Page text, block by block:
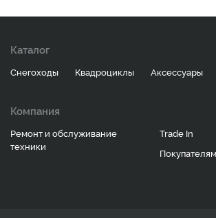
Каталог
Снегоходы Квадроциклы Аксессуары
Компания
Ремонт и обслуживание
техники
Trade In
Покупателям